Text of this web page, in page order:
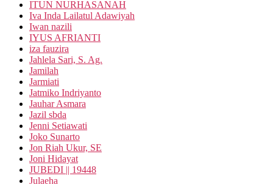
ITUN NURHASANAH
Iva Inda Lailatul Adawiyah
Iwan nazili
IYUS AFRIANTI
iza fauzira
Jahlela Sari, S. Ag.
Jamilah
Jarmiati
Jatmiko Indriyanto
Jauhar Asmara
Jazil sbda
Jenni Setiawati
Joko Sunarto
Jon Riah Ukur, SE
Joni Hidayat
JUBEDI || 19448
Julaeha